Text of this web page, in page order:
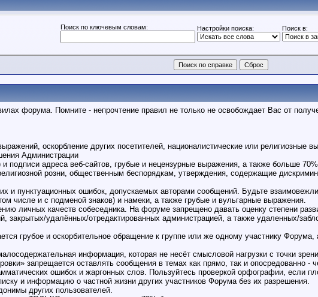
Поиск по ключевым словам: Настройки поиска: Поиск в:
форума. Помните - непрочтение правил не только не освобождает Вас от
оскорбление других посетителей, националистические или религиозные
Администрации
и подписи адреса веб-сайтов, грубые и нецензурные выражения, а также больше
розни, общественным беспорядкам, утверждения, содержащие
и пунктуационных ошибок, допускаемых авторами сообщений. Будьте
числе и с подменой знаков) и намеки, а также грубые и вульгарные выражения.
личных качеств собеседника. На форуме запрещено давать оценку степени
удалённых/отредактированных администрацией, а также удаленных/
грубое и оскорбительное обращение к группе или же одному участнику Форума,
информация, которая не несёт смысловой нагрузки с точки
запрещается оставлять сообщения в темах как прямо, так и опосредованно -
ошибок и жаргонных слов. Пользуйтесь проверкой орфографии, если
и информацию о частной жизни других участников Форума без их разрешения.
других пользователей.